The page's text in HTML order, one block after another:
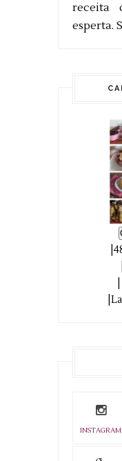
receita
esperta.
INSTAGRAM